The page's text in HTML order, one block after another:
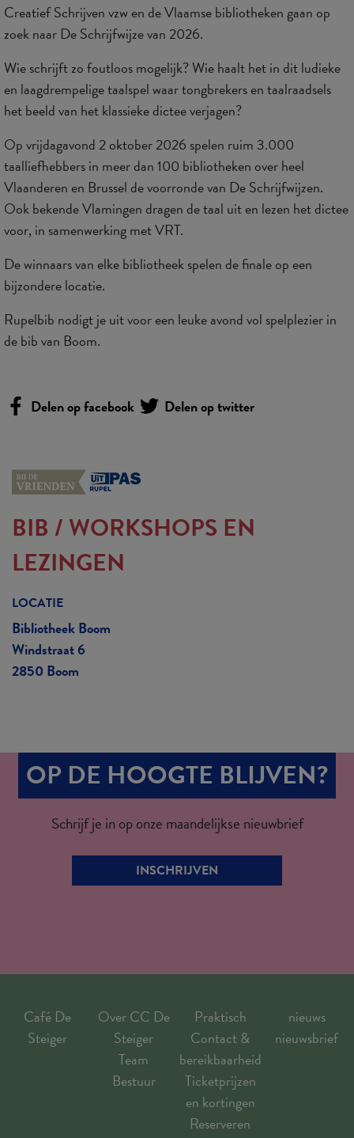
Creatief Schrijven vzw en de Vlaamse bibliotheken gaan op
zoek naar De Schrijfwijze van 2026.
Wie schrijft zo foutloos mogelijk? Wie haalt het in dit ludieke
en laagdrempelige taalspel waar tongbrekers en taalraadsels
het beeld van het klassieke dictee verjagen?
Op vrijdagavond 2 oktober 2026 spelen ruim 3.000
taalliefhebbers in meer dan 100 bibliotheken over heel
Vlaanderen en Brussel de voorronde van De Schrijfwijzen.
Ook bekende Vlamingen dragen de taal uit en lezen het dictee
voor, in samenwerking met VRT.
De winnaars van elke bibliotheek spelen de finale op een
bijzondere locatie.
Rupelbib nodigt je uit voor een leuke avond vol spelplezier in
de bib van Boom.
Delen op facebook Delen op twitter
BIB / WORKSHOPS EN
LEZINGEN
LOCATIE
Bibliotheek Boom
Windstraat 6
2850 Boom
OP DE HOOGTE BLIJVEN?
Schrijf je in op onze maandelijkse nieuwbrief
INSCHRIJVEN
Café De
Steiger
Over CC De
Steiger
Team
Bestuur
Praktisch
Contact &
bereikbaarheid
Ticketprijzen
en kortingen
Reserveren
nieuws
nieuwsbrief